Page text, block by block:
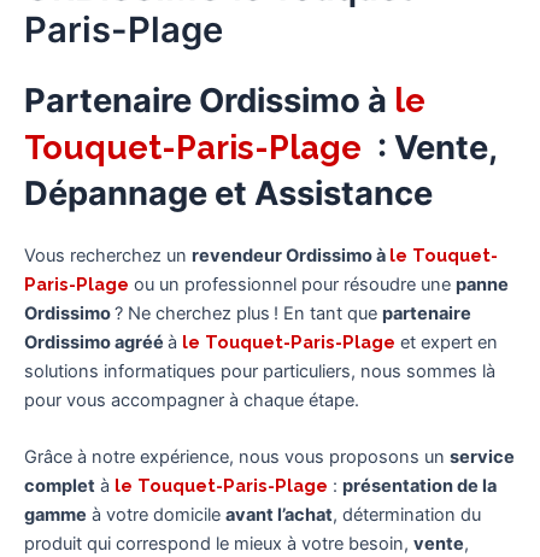
Paris-Plage
Partenaire Ordissimo à le
Touquet-Paris-Plage : Vente,
Dépannage et Assistance
Vous recherchez un revendeur Ordissimo à le Touquet-
Paris-Plage ou un professionnel pour résoudre une panne
Ordissimo? Ne cherchez plus ! En tant que partenaire
Ordissimo agréé à le Touquet-Paris-Plage et expert en
solutions informatiques pour particuliers, nous sommes là
pour vous accompagner à chaque étape.
Grâce à notre expérience, nous vous proposons un service
complet à le Touquet-Paris-Plage : présentation de la
gamme à votre domicile avant l’achat, détermination du
produit qui correspond le mieux à votre besoin, vente,